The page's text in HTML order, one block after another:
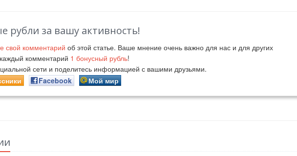
рубли за вашу активность!
свой комментарий об этой статье. Ваше мнение очень важно для нас и для других
комментарий 1 бонусный рубль!
сети и поделитесь информацией с вашими друзьями.
Facebook Мой мир